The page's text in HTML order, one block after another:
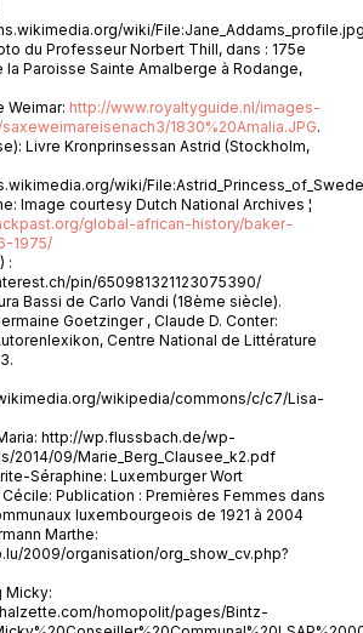
wiki/
du Professeur Norbert Thill, dans : 175e
la Paroisse Sainte Amalberge à Rodange,
Weimar: http://www.royaltyguide.nl/images-
1830%20Amalia.JPG.
Livre Kronprinsessan Astrid (Stockholm,
wiki/
Image courtesy Dutch National Archives ¦
global-african-history/baker-
1975/
:
pin/650981321123075390/
Bassi de Carlo Vandi (18ème siècle).
Goetzinger , Claude D. Conter:
Centre National de Littérature
wikipedia/commons/c/c7/Lisa-
http://wp.flussbach.de/wp-
2014/09/Marie_Berg_Clausee_k2.pdf
Séraphine: Luxemburger Wort
Publication : Premières Femmes dans
luxembourgeois de 1921 à 2004
Marthe:
2009/organisation/org_show_cv.php?
Micky:
homopolit/pages/Bintz-